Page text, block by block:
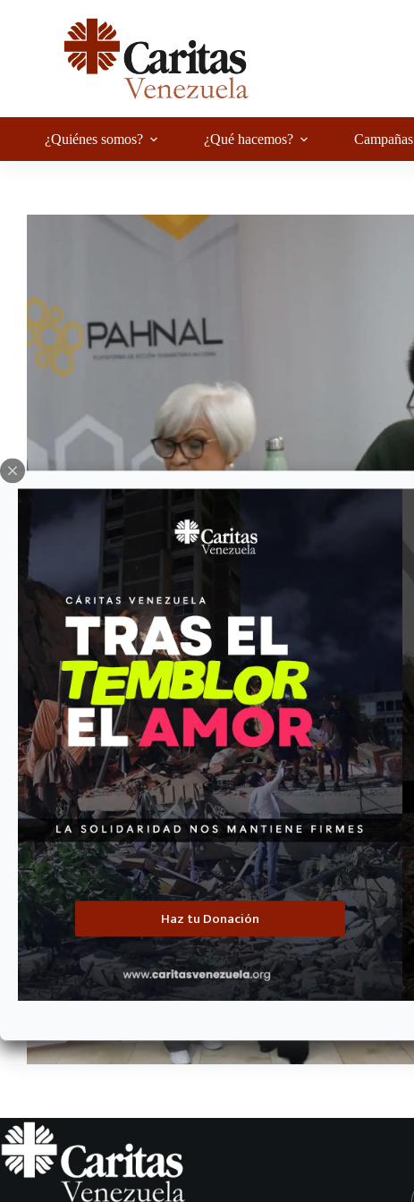
Haz tu Donación
¿Quiénes somos? ¿Qué hacemos? Campañas